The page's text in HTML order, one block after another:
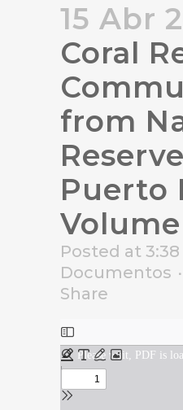
15 Abr
Coral
from
Puerto
Posted at
Documentos
Share